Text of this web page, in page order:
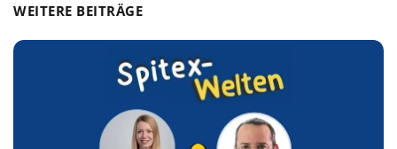
WEITERE BEITRÄGE